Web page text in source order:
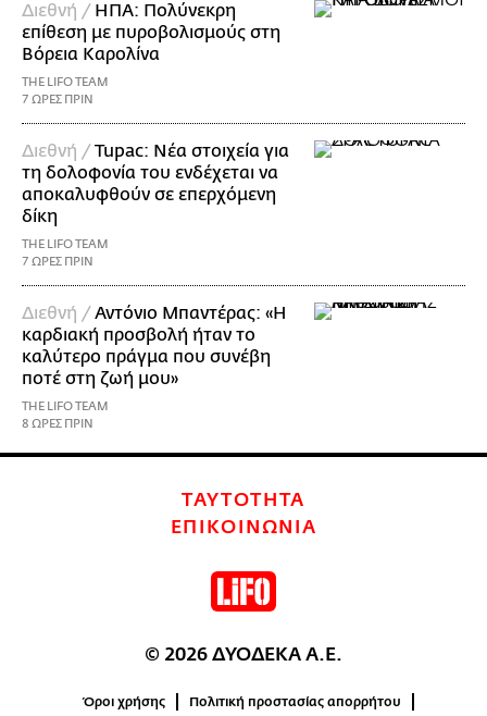
Διεθνή / ΗΠΑ: Πολύνεκρη
επίθεση με πυροβολισμούς στη
Βόρεια Καρολίνα
THE LIFO TEAM
7 ΩΡΕΣ ΠΡΙΝ
Διεθνή / Tupac: Νέα στοιχεία για
τη δολοφονία του ενδέχεται να
αποκαλυφθούν σε επερχόμενη
δίκη
THE LIFO TEAM
7 ΩΡΕΣ ΠΡΙΝ
Διεθνή / Αντόνιο Μπαντέρας: «Η
καρδιακή προσβολή ήταν το
καλύτερο πράγμα που συνέβη
ποτέ στη ζωή μου»
THE LIFO TEAM
8 ΩΡΕΣ ΠΡΙΝ
ΤΑΥΤΟΤΗΤΑ
ΕΠΙΚΟΙΝΩΝΙΑ
© 2026 ΔΥΟΔΕΚΑ Α.Ε.
Όροι χρήσης Πολιτική προστασίας απορρήτου